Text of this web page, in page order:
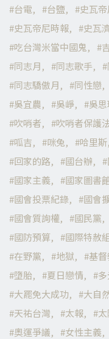
台電 台鹽 史瓦
史瓦帝尼時報
史瓦
吃台灣米當中國鬼
同志月
同志歌手
同志驕傲月
同性戀
吳宜農
吳崢 吳
吹哨者
吹哨者保護
呱吉
咪兔 哈里斯
回家的路
國台辦
國家主義
國家圖書
國會投票紀錄
國會
國會質詢權
國民黨
國防預算
國際特赦
在野黨
地獄 基
墮胎
夏日戀情
大罷免大成功
大自
天祐台灣
太報
奧運爭議
女性主義